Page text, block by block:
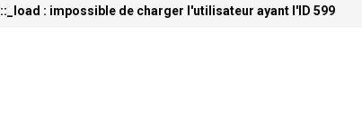
: impossible de charger l'utilisateur ayant l'ID 599